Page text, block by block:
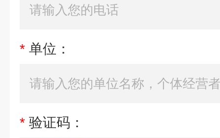
* 单位：
* 验证码：